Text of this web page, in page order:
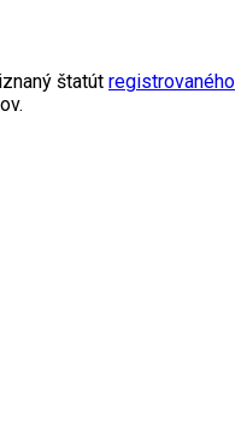
štatút registrovaného